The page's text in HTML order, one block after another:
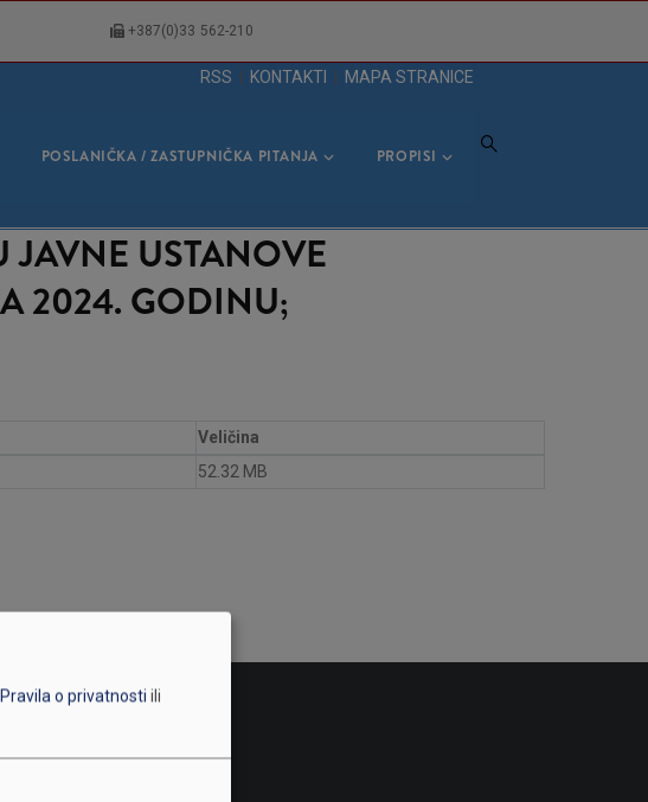
+387(0)33 562-210
RSS KONTAKTI MAPA STRANICE
POSLANIČKA / ZASTUPNIČKA PITANJA PROPISI
USTANOVE
2024. GODINU;
Veličina
52.32 MB
Pravila o privatnosti ili